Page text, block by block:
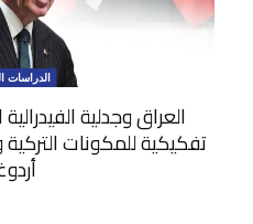
الدراسات
العراق وجدلية
تفكيكية للمكونات